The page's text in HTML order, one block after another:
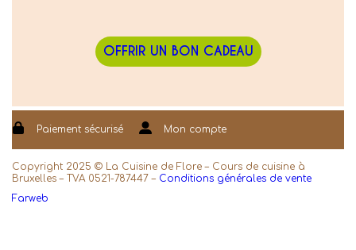
OFFRIR UN BON CADEAU
Paiement sécurisé Mon compte
Copyright 2025 © La Cuisine de Flore – Cours de cuisine à
Bruxelles – TVA 0521-787447 – Conditions générales de vente
Farweb